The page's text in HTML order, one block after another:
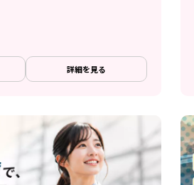
詳細を見る